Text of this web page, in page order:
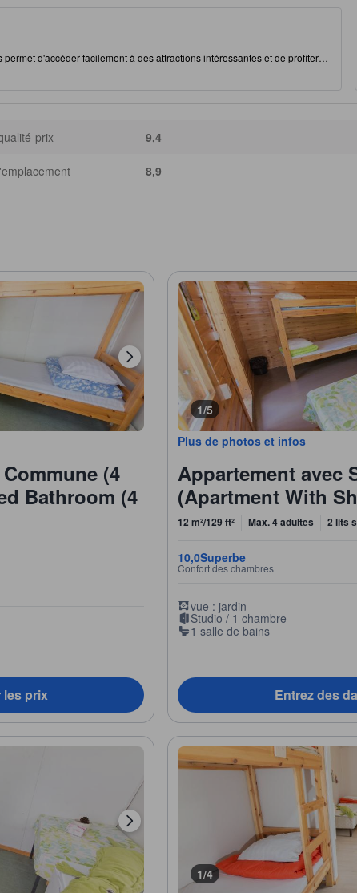
d'accéder facilement à des attractions intéressantes et de profiter
3.0 étoile disposes d'une multitude d'équipements pour
prix 9,4
8,9
(4
Bathroom (4
les prix
1/5
Plus de photos et infos
Appartement avec
(Apartment With
12 m²/129 ft² Max. 4 adultes 2 lits
10,0Superbe
Confort des chambres
vue : jardin
Studio / 1 chambre
1 salle de bains
Entrez des
1/4